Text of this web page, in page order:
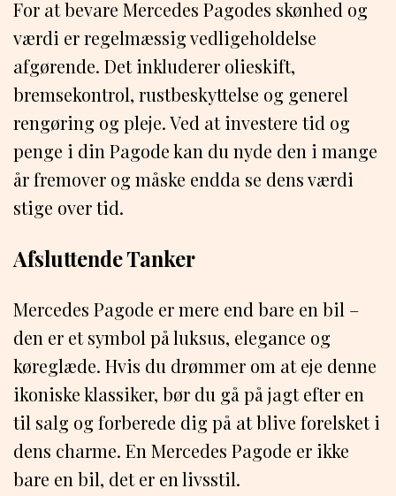
For at bevare Mercedes Pagodes skønhed og
værdi er regelmæssig vedligeholdelse
afgørende. Det inkluderer olieskift,
bremsekontrol, rustbeskyttelse og generel
rengøring og pleje. Ved at investere tid og
penge i din Pagode kan du nyde den i mange
år fremover og måske endda se dens værdi
stige over tid.
Afsluttende Tanker
Mercedes Pagode er mere end bare en bil –
den er et symbol på luksus, elegance og
køreglæde. Hvis du drømmer om at eje denne
ikoniske klassiker, bør du gå på jagt efter en
til salg og forberede dig på at blive forelsket i
dens charme. En Mercedes Pagode er ikke
bare en bil, det er en livsstil.